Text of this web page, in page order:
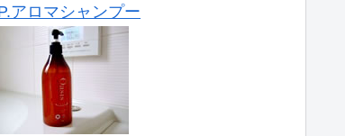
アロマシャンプー